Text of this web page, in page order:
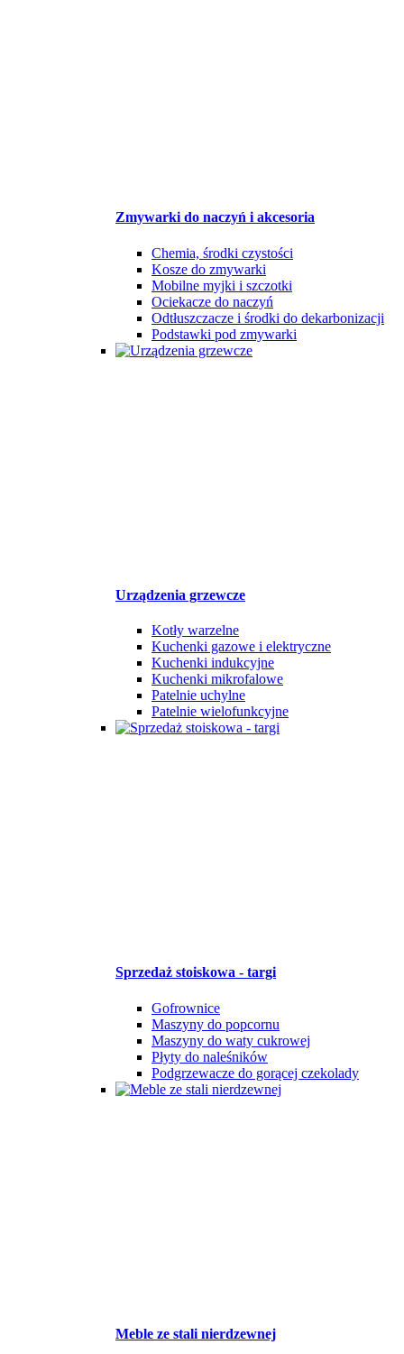
Zmywarki do naczyń i akcesoria
Chemia, środki czystości
Kosze do zmywarki
Mobilne myjki i szczotki
Ociekacze do naczyń
Odtłuszczacze i środki do dekarbonizacji
Podstawki pod zmywarki
Urządzenia grzewcze
Kotły warzelne
Kuchenki gazowe i elektryczne
Kuchenki indukcyjne
Kuchenki mikrofalowe
Patelnie uchylne
Patelnie wielofunkcyjne
Sprzedaż stoiskowa - targi
Gofrownice
Maszyny do popcornu
Maszyny do waty cukrowej
Płyty do naleśników
Podgrzewacze do gorącej czekolady
Meble ze stali nierdzewnej